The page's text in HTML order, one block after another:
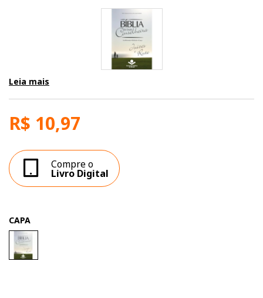
Leia mais
R$ 10,97
Compre o
Livro Digital
CAPA